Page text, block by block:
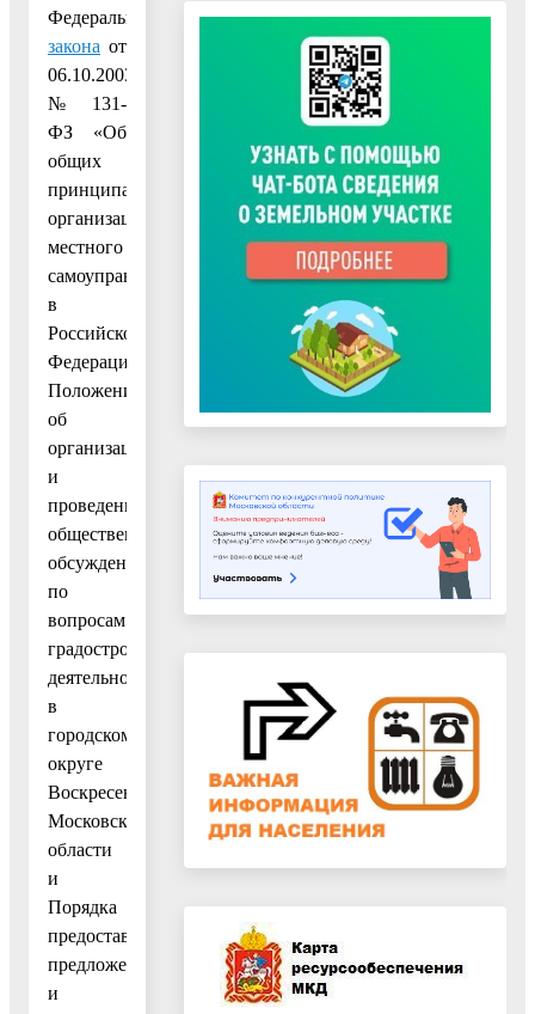
Федерального
закона от
06.10.2003
№ 131-
ФЗ «Об
общих
принципах
организации
местного
самоуправления
в
Российской
Федерации»,
Положения
об
организации
и
проведении
общественных
обсуждений
по
вопросам
градостроительной
деятельности
в
городском
округе
Воскресенск
Московской
области
и
Порядка
предоставления
предложений
и